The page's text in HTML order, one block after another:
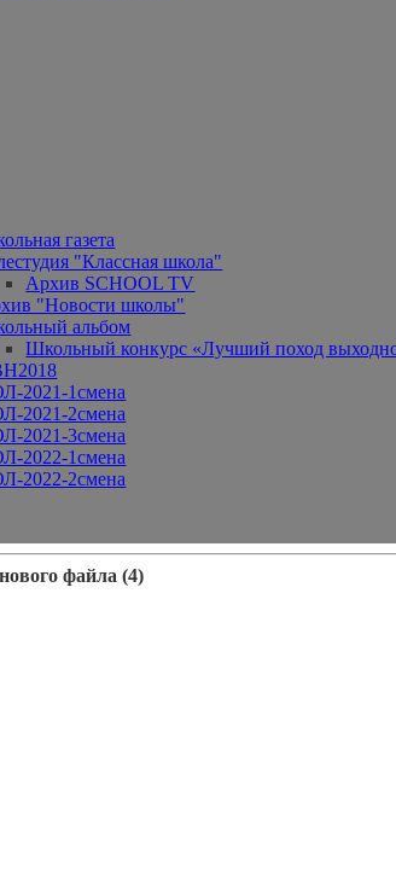
газета
"Классная школа"
Архив SCHOOL TV
"Новости школы"
альбом
Школьный конкурс «Лучший поход
2021-1смена
2021-2смена
2021-3смена
2022-1смена
2022-2смена
файла (4)